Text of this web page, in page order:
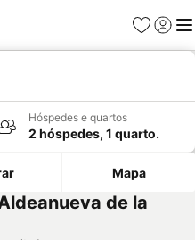
Favoritos
Iniciar
Hóspedes e quartos
2 hóspedes, 1 quarto.
Mapa
de la